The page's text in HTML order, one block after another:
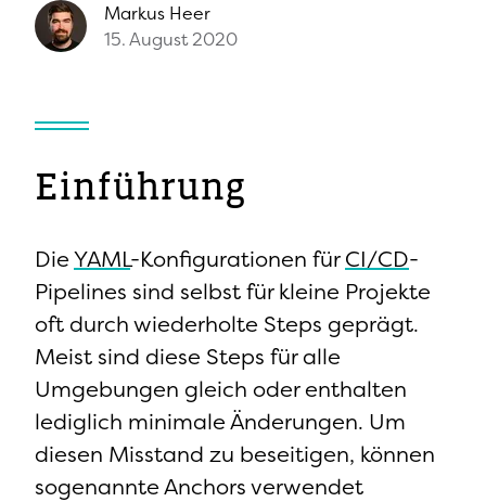
Markus Heer
15. August 2020
Einführung
DieYAML-Konfigurationen fürCI/CD-
Pipelines sind selbst für kleine Projekte
oft durch wiederholte Steps geprägt.
Meist sind diese Steps für alle
Umgebungen gleich oder enthalten
lediglich minimale Änderungen. Um
diesen Misstand zu beseitigen, können
sogenannte Anchors verwendet